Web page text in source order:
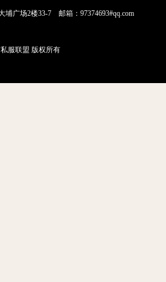
埔广场2楼33-7 邮箱：97374693#qq.com
服联盟 版权所有